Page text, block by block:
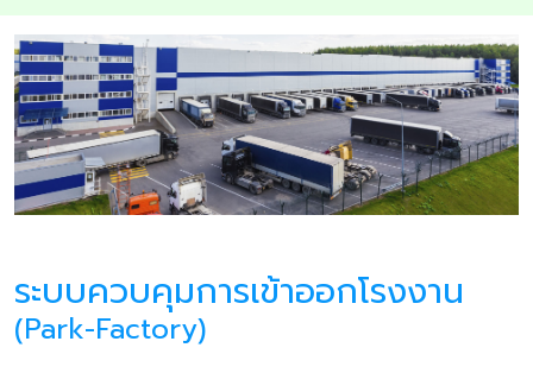
ระบบควบคุมการเข้าออกโรงงาน
(Park-Factory)